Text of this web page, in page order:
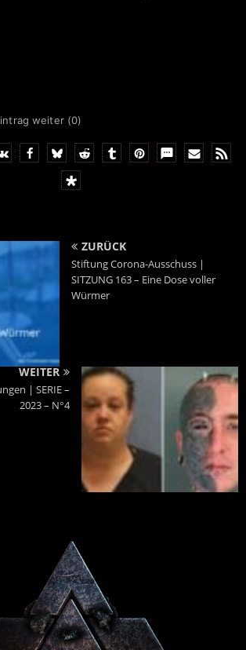
weiter (0)
ZURÜCK
Stiftung Corona-Ausschuss |
SITZUNG 163 – Eine Dose voller
Würmer
WEITER
| SERIE –
2023 – N°4
Powered By :